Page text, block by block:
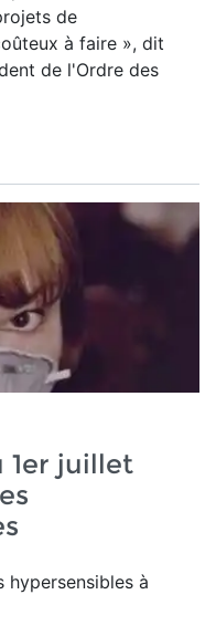
de
à faire », dit
de l'Ordre des
1er juillet
hypersensibles à